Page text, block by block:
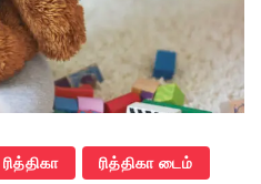
ரித்திகா ரித்திகா டைம்